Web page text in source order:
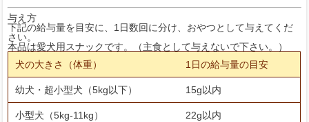
与え方
下記の給与量を目安に、1日数回に分け、おやつとして与えてくだ
さい。
本品は愛犬用スナックです。（主食として与えないで下さい。）
犬の大きさ（体重）
1日の給与量の目安
幼犬・超小型犬（5kg以下） 15g以内
小型犬（5kg-11kg） 22g以内